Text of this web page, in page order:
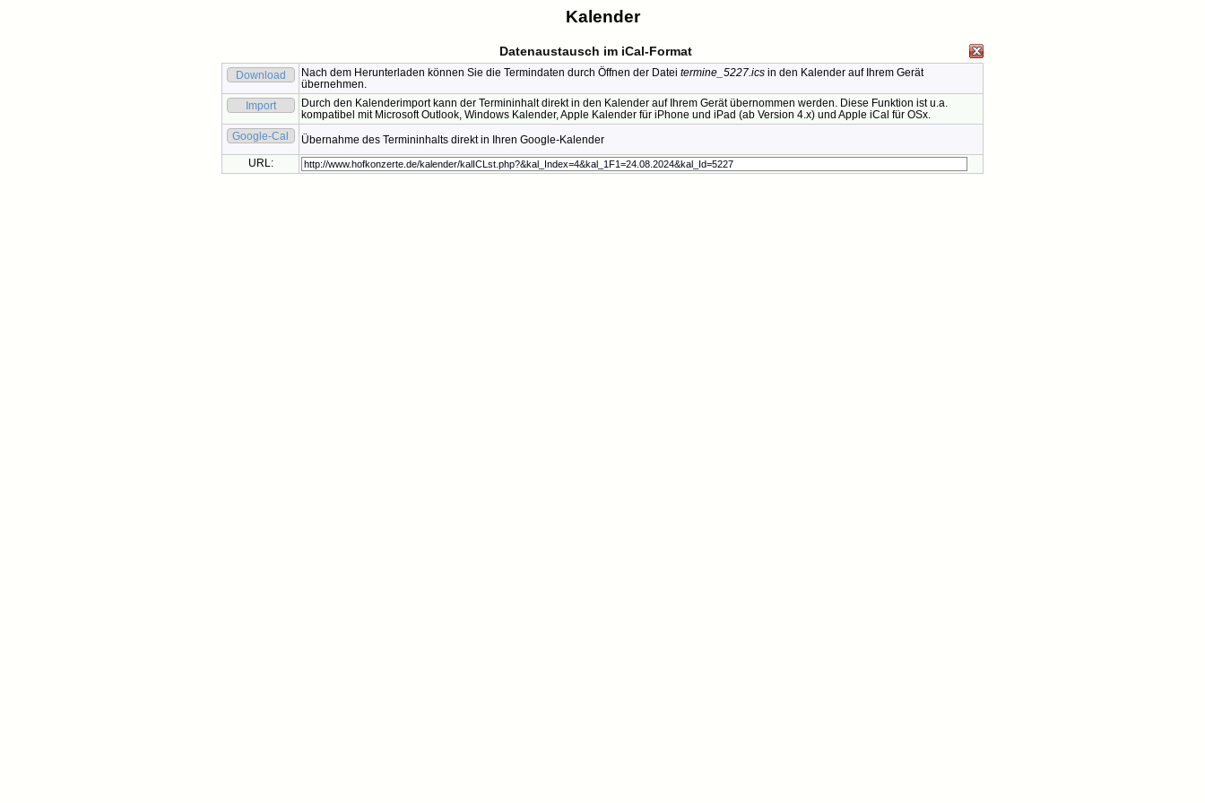
Kalender
Datenaustausch im iCal-Format
Download Nach dem Herunterladen können Sie die Termindaten durch Öffnen der Datei termine_5227.ics in den Kalender auf Ihrem Gerät
übernehmen.
Import
Durch den Kalenderimport kann der Termininhalt direkt in den Kalender auf Ihrem Gerät übernommen werden. Diese Funktion ist u.a.
kompatibel mit Microsoft Outlook, Windows Kalender, Apple Kalender für iPhone und iPad (ab Version 4.x) und Apple iCal für OSx.
Google-Cal
Übernahme des Termininhalts direkt in Ihren Google-Kalender
URL: